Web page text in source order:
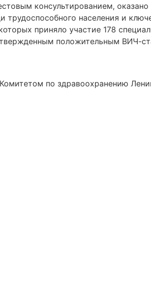
консультированием,
населения и
приняло участие 178
положительным ВИЧ-
по здравоохранению